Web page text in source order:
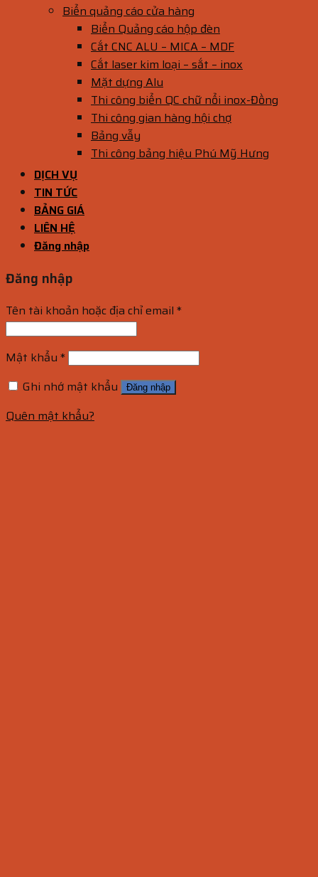
Biển quảng cáo cửa hàng
Biển Quảng cáo hộp đèn
Cắt CNC ALU – MICA – MDF
Cắt laser kim loại – sắt – inox
Mặt dựng Alu
Thi công biển QC chữ nổi inox-Đồng
Thi công gian hàng hội chợ
Bảng vẫy
Thi công bảng hiệu Phú Mỹ Hưng
DỊCH VỤ
TIN TỨC
BẢNG GIÁ
LIÊN HỆ
Đăng nhập
Đăng nhập
Tên tài khoản hoặc địa chỉ email *
Mật khẩu *
Ghi nhớ mật khẩu
Đăng nhập
Quên mật khẩu?